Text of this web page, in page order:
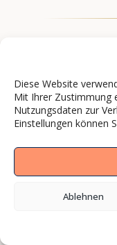
Diese Website
Mit Ihrer Zustimmung
Nutzungsdaten zur
Einstellungen können
Ablehnen
Marken und